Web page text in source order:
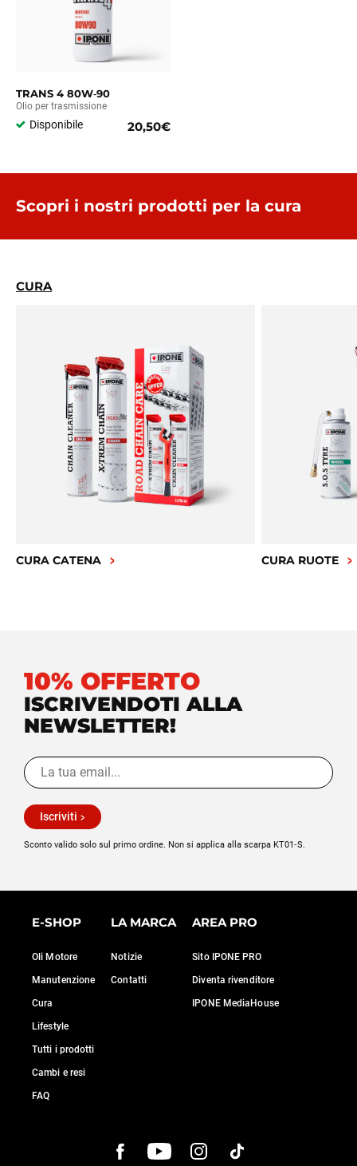
TRANS 4 80W‑90
Olio per trasmissione
Disponibile 20,50€
Scopri i nostri prodotti per la cura
CURA
CURA CATENA CURA RUOTE
10% OFFERTO
ISCRIVENDOTI ALLA
NEWSLETTER!
Iscriviti
Sconto valido solo sul primo ordine. Non si applica alla scarpa KT01‑S.
E-SHOP
Oli Motore
Manutenzione
Cura
Lifestyle
Tutti i prodotti
Cambi e resi
FAQ
LA MARCA
Notizie
Contatti
AREA PRO
Sito IPONE PRO
Diventa rivenditore
IPONE MediaHouse